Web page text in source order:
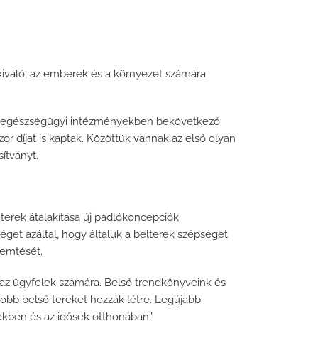
az emberek és a környezet számára
intézményekben bekövetkező
díjat is kaptak. Közöttük vannak az első olyan
átalakítása új padlókoncepciók
azáltal, hogy általuk a belterek szépséget
ügyfelek számára. Belső trendkönyveink és
belső tereket hozzák létre. Legújabb
és az idősek otthonában.”